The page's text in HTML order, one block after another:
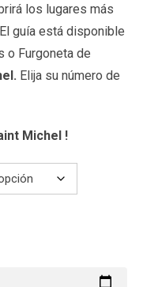
los lugares más
guía está disponible
o Furgoneta de
. Elija su número de
Michel !